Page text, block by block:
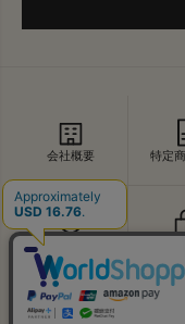
会社概要 特定商
セキュリティ